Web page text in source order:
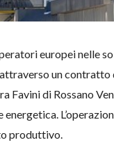
europei nelle
un contratto
Favini di Rossano
produttivo.